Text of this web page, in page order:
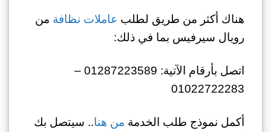
هناك أكثر من طريق لطلب عاملات نظافة من
رويال سيرفيس بما في ذلك:
اتصل بأرقام الآتية: 01287223589 –
01022722283
أكمل نموذج طلب الخدمة من هنا.. سيتصل بك